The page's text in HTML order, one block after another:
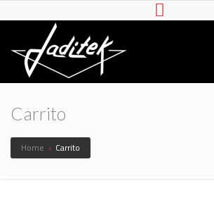
Jaditek
Simuladores & Hardware
Gamer
Carrito
Home › Carrito